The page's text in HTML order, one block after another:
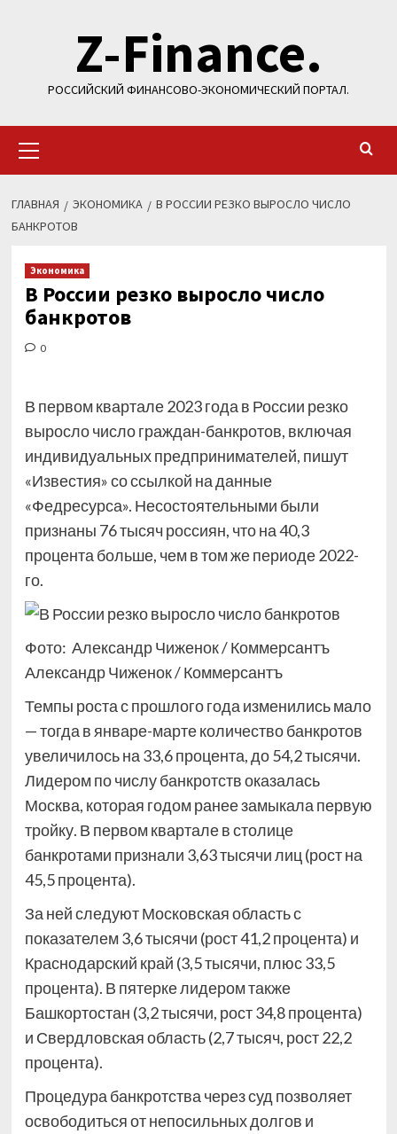
содержимомуZ-Finance.
РОССИЙСКИЙ ФИНАНСОВО-ЭКОНОМИЧЕСКИЙ ПОРТАЛ.
меню
ГЛАВНАЯ ЭКОНОМИКА
В РОССИИ РЕЗКО ВЫРОСЛО ЧИСЛО
БАНКРОТОВ
Экономика
В России резко выросло число
банкротов
0
В первом квартале 2023 года в России резко
выросло число граждан-банкротов, включая
индивидуальных предпринимателей, пишут
«Известия» со ссылкой на данные
«Федресурса». Несостоятельными были
признаны 76 тысяч россиян, что на 40,3
процента больше, чем в том же периоде 2022-
го.
Фото: Александр Чиженок / Коммерсантъ
Александр Чиженок / Коммерсантъ
Темпы роста с прошлого года изменились мало
— тогда в январе-марте количество банкротов
увеличилось на 33,6 процента, до 54,2 тысячи.
Лидером по числу банкротств оказалась
Москва, которая годом ранее замыкала первую
тройку. В первом квартале в столице
банкротами признали 3,63 тысячи лиц (рост на
45,5 процента).
За ней следуют Московская область с
показателем 3,6 тысячи (рост 41,2 процента) и
Краснодарский край (3,5 тысячи, плюс 33,5
процента). В пятерке лидером также
Башкортостан (3,2 тысячи, рост 34,8 процента)
и Свердловская область (2,7 тысяч, рост 22,2
процента).
Процедура банкротства через суд позволяет
освободиться от непосильных долгов и